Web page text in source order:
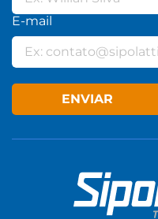
E-mail
ENVIAR